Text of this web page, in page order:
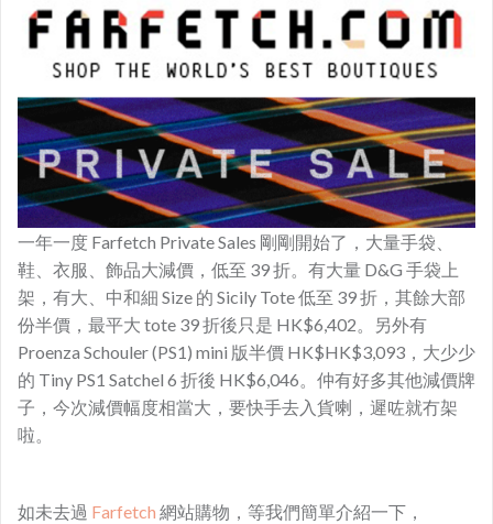
一年一度 Farfetch Private Sales 剛剛開始了，大量手袋、
鞋、衣服、飾品大減價，低至 39 折。有大量 D&G 手袋上
架，有大、中和細 Size 的 Sicily Tote 低至 39 折，其餘大部
份半價，最平大 tote 39 折後只是 HK$6,402。另外有
Proenza Schouler (PS1) mini 版半價 HK$HK$3,093，大少少
的 Tiny PS1 Satchel 6 折後 HK$6,046。仲有好多其他減價牌
子，今次減價幅度相當大，要快手去入貨喇，遲咗就冇架
啦。
如未去過 Farfetch 網站購物，等我們簡單介紹一下，